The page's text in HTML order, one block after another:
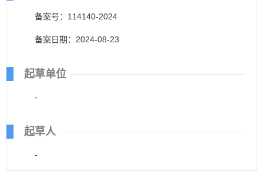
备案号：114140-2024
备案日期：2024-08-23
起草单位
-
起草人
-